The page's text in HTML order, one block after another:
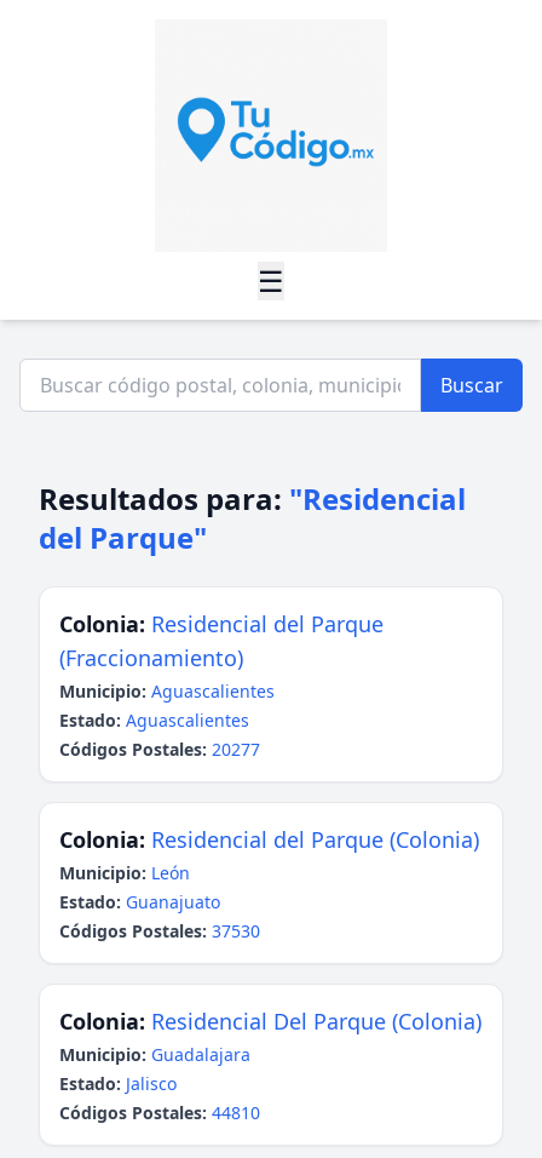
☰
Buscar
Resultados para: "Residencial
del Parque"
Colonia: Residencial del Parque
(Fraccionamiento)
Municipio: Aguascalientes
Estado: Aguascalientes
Códigos Postales: 20277
Colonia: Residencial del Parque (Colonia)
Municipio: León
Estado: Guanajuato
Códigos Postales: 37530
Colonia: Residencial Del Parque (Colonia)
Municipio: Guadalajara
Estado: Jalisco
Códigos Postales: 44810